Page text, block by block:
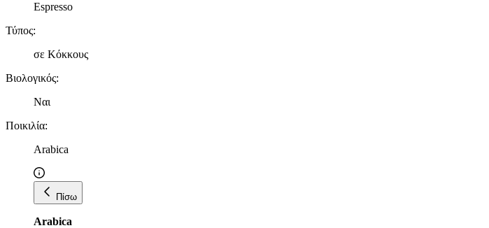
Espresso
Τύπος:
σε Κόκκους
Βιολογικός:
Ναι
Ποικιλία:
Arabica
Πίσω
Arabica